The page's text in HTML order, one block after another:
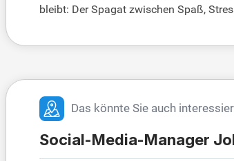
bleibt: Der Spagat zwischen Spaß,
Das könnte Sie auch
Social-Media-Manager